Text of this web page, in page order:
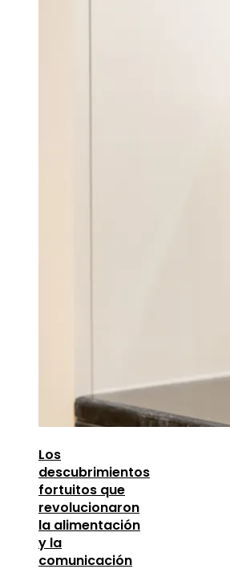
Los
descubrimientos
fortuitos que
revolucionaron
la alimentación
y la
comunicación